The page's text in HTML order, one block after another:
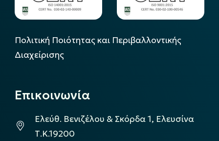
Πολιτική Ποιότητας και Περιβαλλοντικής
Διαχείρισης
Επικοινωνία
Ελεύθ. Βενιζέλου & Σκόρδα 1, Ελευσίνα
Τ.Κ.19200